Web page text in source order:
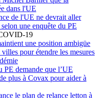
dans l'UE
de l'UE ne devrait aller
une enquête du PE
19
une position ambigüe
pour étendre les mesures
PE demande que l’UE
plus à Covax pour aider à
le plan de relance letton à